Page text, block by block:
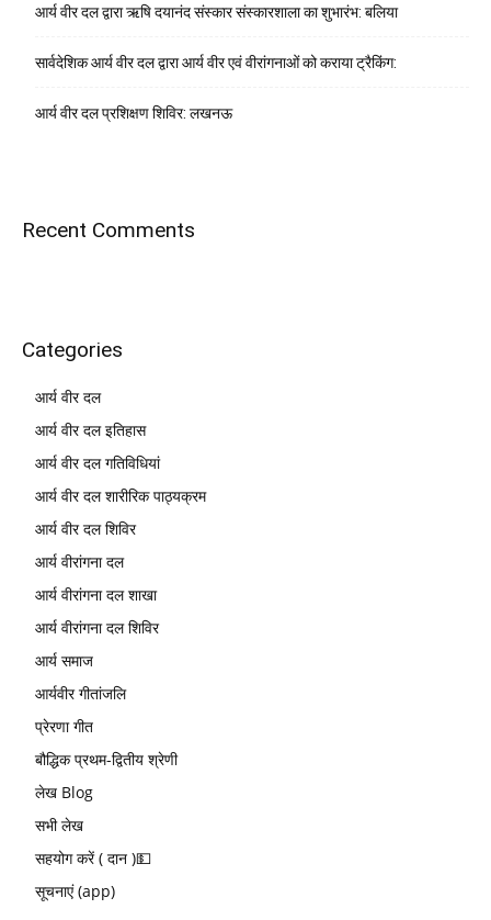
आर्य वीर दल द्वारा ऋषि दयानंद संस्कार संस्कारशाला का शुभारंभ: बलिया
सार्वदेशिक आर्य वीर दल द्वारा आर्य वीर एवं वीरांगनाओं को कराया ट्रैकिंग:
आर्य वीर दल प्रशिक्षण शिविर: लखनऊ
Recent Comments
Categories
आर्य वीर दल
आर्य वीर दल इतिहास
आर्य वीर दल गतिविधियां
आर्य वीर दल शारीरिक पाठ्यक्रम
आर्य वीर दल शिविर
आर्य वीरांगना दल
आर्य वीरांगना दल शाखा
आर्य वीरांगना दल शिविर
आर्य समाज
आर्यवीर गीतांजलि
प्रेरणा गीत
बौद्धिक प्रथम-द्वितीय श्रेणी
लेख Blog
सभी लेख
सहयोग करें ( दान )💵
सूचनाएं (app)